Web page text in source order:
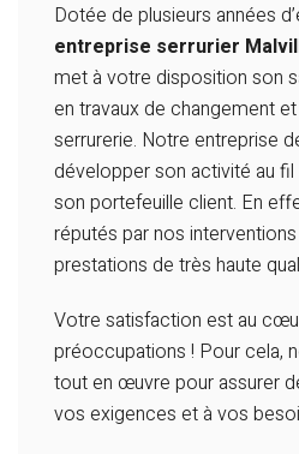
Dotée de plusieurs années
entreprise serrurier
met à votre disposition son
en travaux de changement
serrurerie. Notre entreprise
développer son activité au
son portefeuille client. En
réputés par nos
prestations de très haute
Votre satisfaction est au
préoccupations ! Pour cela,
tout en œuvre pour assurer
vos exigences et à vos